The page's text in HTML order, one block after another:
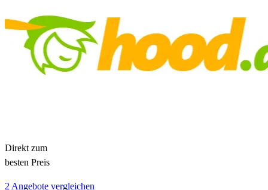
Direkt zum
besten Preis
2 Angebote vergleichen